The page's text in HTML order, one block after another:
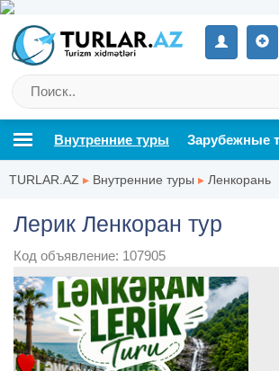
Внутренние туры Зарубежные
TURLAR.AZ ▸ Внутренние туры ▸ Ленкорань
Лерик Ленкоран тур
Код объявление: 107905